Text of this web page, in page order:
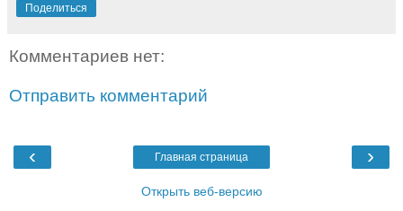
Поделиться
Комментариев нет:
Отправить комментарий
‹ ›
Главная страница
Открыть веб-версию